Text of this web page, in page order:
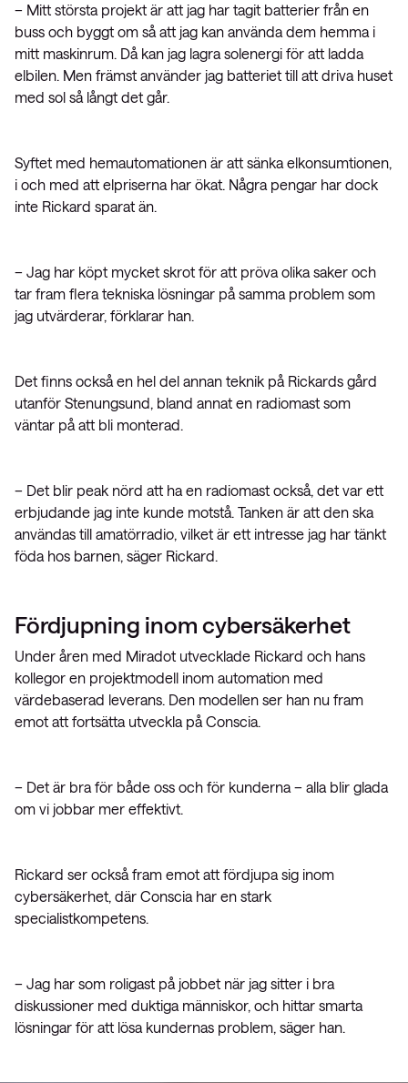
– Mitt största projekt är att jag har tagit batterier från en
buss och byggt om så att jag kan använda dem hemma i
mitt maskinrum. Då kan jag lagra solenergi för att ladda
elbilen. Men främst använder jag batteriet till att driva huset
med sol så långt det går.
Syftet med hemautomationen är att sänka elkonsumtionen,
i och med att elpriserna har ökat. Några pengar har dock
inte Rickard sparat än.
– Jag har köpt mycket skrot för att pröva olika saker och
tar fram flera tekniska lösningar på samma problem som
jag utvärderar, förklarar han.
Det finns också en hel del annan teknik på Rickards gård
utanför Stenungsund, bland annat en radiomast som
väntar på att bli monterad.
– Det blir peak nörd att ha en radiomast också, det var ett
erbjudande jag inte kunde motstå. Tanken är att den ska
användas till amatörradio, vilket är ett intresse jag har tänkt
föda hos barnen, säger Rickard.
Fördjupning inom cybersäkerhet
Under åren med Miradot utvecklade Rickard och hans
kollegor en projektmodell inom automation med
värdebaserad leverans. Den modellen ser han nu fram
emot att fortsätta utveckla på Conscia.
– Det är bra för både oss och för kunderna – alla blir glada
om vi jobbar mer effektivt.
Rickard ser också fram emot att fördjupa sig inom
cybersäkerhet, där Conscia har en stark
specialistkompetens.
– Jag har som roligast på jobbet när jag sitter i bra
diskussioner med duktiga människor, och hittar smarta
lösningar för att lösa kundernas problem, säger han.